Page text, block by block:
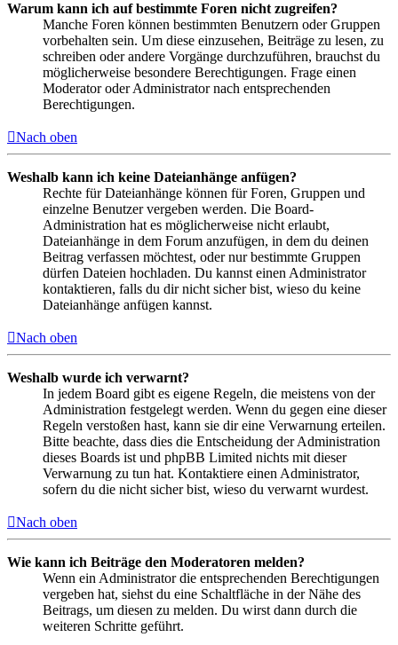
Warum kann ich auf bestimmte Foren nicht zugreifen?
Manche Foren können bestimmten Benutzern oder Gruppen
vorbehalten sein. Um diese einzusehen, Beiträge zu lesen, zu
schreiben oder andere Vorgänge durchzuführen, brauchst du
möglicherweise besondere Berechtigungen. Frage einen
Moderator oder Administrator nach entsprechenden
Berechtigungen.
Nach oben
Weshalb kann ich keine Dateianhänge anfügen?
Rechte für Dateianhänge können für Foren, Gruppen und
einzelne Benutzer vergeben werden. Die Board-
Administration hat es möglicherweise nicht erlaubt,
Dateianhänge in dem Forum anzufügen, in dem du deinen
Beitrag verfassen möchtest, oder nur bestimmte Gruppen
dürfen Dateien hochladen. Du kannst einen Administrator
kontaktieren, falls du dir nicht sicher bist, wieso du keine
Dateianhänge anfügen kannst.
Nach oben
Weshalb wurde ich verwarnt?
In jedem Board gibt es eigene Regeln, die meistens von der
Administration festgelegt werden. Wenn du gegen eine dieser
Regeln verstoßen hast, kann sie dir eine Verwarnung erteilen.
Bitte beachte, dass dies die Entscheidung der Administration
dieses Boards ist und phpBB Limited nichts mit dieser
Verwarnung zu tun hat. Kontaktiere einen Administrator,
sofern du die nicht sicher bist, wieso du verwarnt wurdest.
Nach oben
Wie kann ich Beiträge den Moderatoren melden?
Wenn ein Administrator die entsprechenden Berechtigungen
vergeben hat, siehst du eine Schaltfläche in der Nähe des
Beitrags, um diesen zu melden. Du wirst dann durch die
weiteren Schritte geführt.